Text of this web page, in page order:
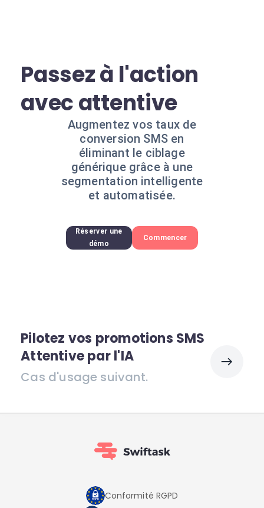
Passez à l'action
avec attentive
Augmentez vos taux de
conversion SMS en
éliminant le ciblage
générique grâce à une
segmentation intelligente
et automatisée.
Réserver une
démo
Commencer
Pilotez vos promotions SMS
Attentive par l'IA
Cas d'usage suivant.
Conformité RGPD